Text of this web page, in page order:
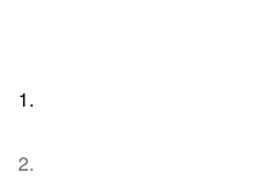
1.
2.